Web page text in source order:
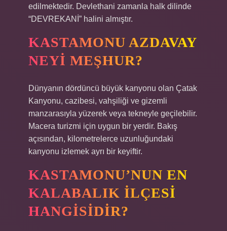
edilmektedir. Devlethani zamanla halk dilinde
“DEVREKANİ” halini almıştır.
KASTAMONU AZDAVAY
NEYI MEŞHUR?
Dünyanın dördüncü büyük kanyonu olan Çatak
Kanyonu, cazibesi, vahşiliği ve gizemli
manzarasıyla yüzerek veya tekneyle geçilebilir.
Macera turizmi için uygun bir yerdir. Bakış
açısından, kilometrelerce uzunluğundaki
kanyonu izlemek ayrı bir keyiftir.
KASTAMONU’NUN EN
KALABALIK ILÇESI
HANGISIDIR?